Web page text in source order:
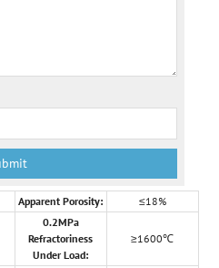
Apparent Porosity: ≤18%
0.2MPa
Refractoriness
Under Load:
≥1600℃